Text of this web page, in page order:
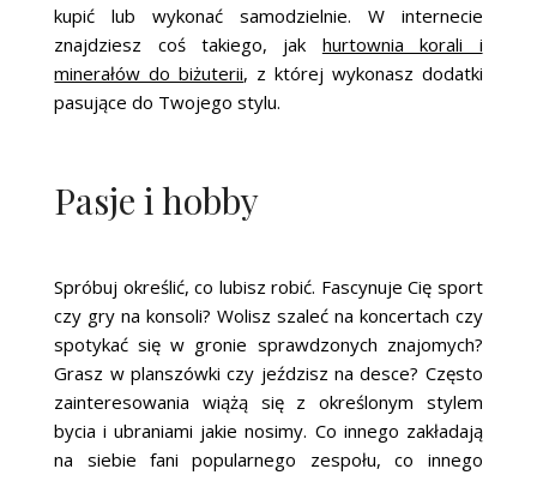
kupić lub wykonać samodzielnie. W internecie
znajdziesz coś takiego, jak hurtownia korali i
minerałów do biżuterii, z której wykonasz dodatki
pasujące do Twojego stylu.
Pasje i hobby
Spróbuj określić, co lubisz robić. Fascynuje Cię sport
czy gry na konsoli? Wolisz szaleć na koncertach czy
spotykać się w gronie sprawdzonych znajomych?
Grasz w planszówki czy jeździsz na desce? Często
zainteresowania wiążą się z określonym stylem
bycia i ubraniami jakie nosimy. Co innego zakładają
na siebie fani popularnego zespołu, co innego